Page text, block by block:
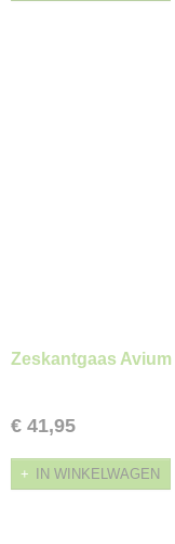
Zeskantgaas Avium
€ 41,95
IN WINKELWAGEN